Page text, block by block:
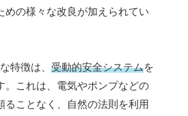
めの様々な改良が加えられてい
特徴は、 受動的安全システムを
。これは、電気やポンプなどの
ることなく、自然の法則を利用